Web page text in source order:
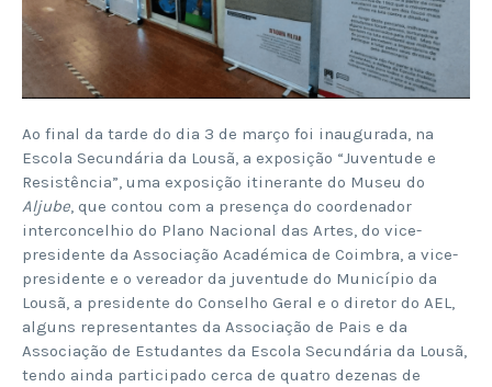
Ao final da tarde do dia 3 de março foi inaugurada, na
Escola Secundária da Lousã, a exposição “Juventude e
Resistência”, uma exposição itinerante do Museu do
Aljube, que contou com a presença do coordenador
interconcelhio do Plano Nacional das Artes, do vice-
presidente da Associação Académica de Coimbra, a vice-
presidente e o vereador da juventude do Município da
Lousã, a presidente do Conselho Geral e o diretor do AEL,
alguns representantes da Associação de Pais e da
Associação de Estudantes da Escola Secundária da Lousã,
tendo ainda participado cerca de quatro dezenas de